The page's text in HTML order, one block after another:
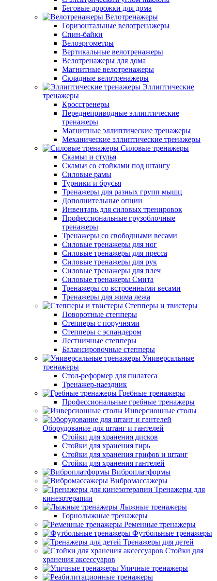
Беговые дорожки для дома
Велотренажеры
Горизонтальные велотренажеры
Спин-байки
Велоэргометры
Вертикальные велотренажеры
Велотренажеры для дома
Магнитные велотренажеры
Складные велотренажеры
Эллиптические
тренажеры
Кросстренеры
Переднеприводные эллиптические
тренажеры
Магнитные эллиптические тренажеры
Механические эллиптические тренажеры
Силовые тренажеры
Скамьи и стулья
Скамьи со стойками под штангу
Силовые рамы
Турники и брусья
Тренажеры для разных групп мышц
Дополнительные опции
Инвентарь для силовых тренировок
Профессиональные грузоблочные
тренажеры
Тренажеры со свободными весами
Силовые тренажеры для ног
Силовые тренажеры для пресса
Силовые тренажеры для рук
Силовые тренажеры для плеч
Силовые тренажеры Смита
Тренажеры со встроенными весами
Тренажеры для жима лежа
Степперы и твистеры
Поворотные степперы
Степперы с поручнями
Степперы с эспандером
Лестничные степперы
Балансировочные степперы
Универсальные
тренажеры
Стол-реформер для пилатеса
Тренажер-наездник
Гребные тренажеры
Профессиональные гребные тренажеры
Инверсионные столы
Оборудование для штанг и гантелей
Стойки для хранения дисков
Стойки для хранения гирь
Стойки для хранения грифов и штанг
Стойки для хранения гантелей
Виброплатформы
Вибромассажеры
Тренажеры для
кинезотерапии
Лыжные тренажеры
Горнолыжные тренажеры
Ременные тренажеры
Футбольные тренажеры
Тренажеры для детей
Стойки для
хранения аксессуаров
Уличные тренажеры